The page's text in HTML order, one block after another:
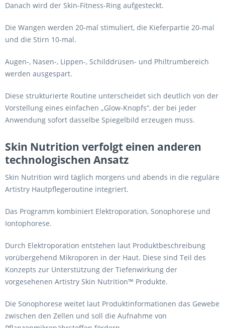
Danach wird der Skin-Fitness-Ring aufgesteckt.
Die Wangen werden 20-mal stimuliert, die Kieferpartie 20-mal
und die Stirn 10-mal.
Augen-, Nasen-, Lippen-, Schilddrüsen- und Philtrumbereich
werden ausgespart.
Diese strukturierte Routine unterscheidet sich deutlich von der
Vorstellung eines einfachen „Glow-Knopfs“, der bei jeder
Anwendung sofort dasselbe Spiegelbild erzeugen muss.
Skin Nutrition verfolgt einen anderen
technologischen Ansatz
Skin Nutrition wird täglich morgens und abends in die reguläre
Artistry Hautpflegeroutine integriert.
Das Programm kombiniert Elektroporation, Sonophorese und
Iontophorese.
Durch Elektroporation entstehen laut Produktbeschreibung
vorübergehend Mikroporen in der Haut. Diese sind Teil des
Konzepts zur Unterstützung der Tiefenwirkung der
vorgesehenen Artistry Skin Nutrition™ Produkte.
Die Sonophorese weitet laut Produktinformationen das Gewebe
zwischen den Zellen und soll die Aufnahme von